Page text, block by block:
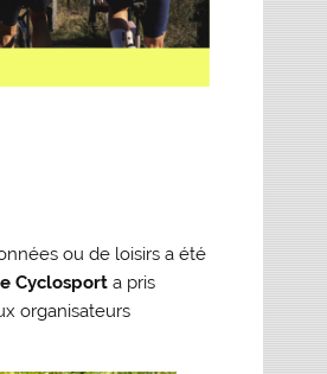
ou de loisirs a été
Cyclosport a pris
organisateurs